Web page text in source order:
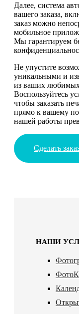
Далее, система
вашего заказа,
заказ можно
мобильное
Мы гарантируем
Не упустите
уникальными и
из ваших
Воспользуйтесь
чтобы заказать
прямо к вашему
нашей работы
Сделать
НАШИ